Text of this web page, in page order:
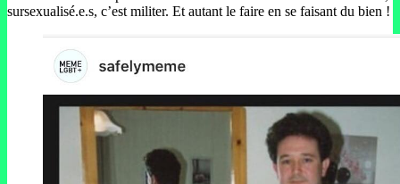
sursexualisé.e.s, c’est militer. Et autant le faire en se faisant du bien !